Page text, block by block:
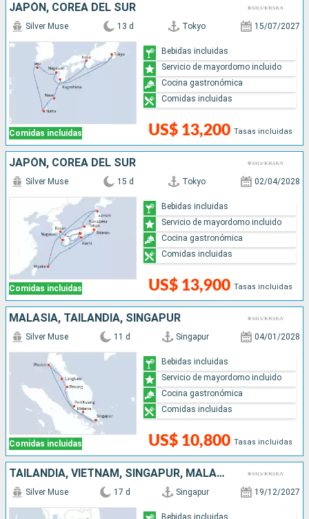
JAPÓN, COREA DEL SUR
Comidas incluidas
Silver Muse 13 d Tokyo 15/07/2027
US$ 13,200 Tasas incluidas
Bebidas incluidas
Servicio de mayordomo incluido
Cocina gastronómica
Comidas incluidas
JAPÓN, COREA DEL SUR
Comidas incluidas
Silver Muse 15 d Tokyo 02/04/2028
US$ 13,900 Tasas incluidas
Bebidas incluidas
Servicio de mayordomo incluido
Cocina gastronómica
Comidas incluidas
MALASIA, TAILANDIA, SINGAPUR
Comidas incluidas
Silver Muse 11 d Singapur 04/01/2028
US$ 10,800 Tasas incluidas
Bebidas incluidas
Servicio de mayordomo incluido
Cocina gastronómica
Comidas incluidas
TAILANDIA, VIETNAM, SINGAPUR, MALASIA
Silver Muse 17 d Singapur 19/12/2027
Bebidas incluidas